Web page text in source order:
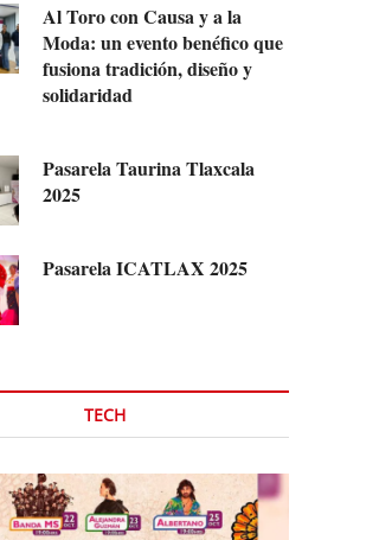
Al Toro con Causa y a la
Moda: un evento benéfico que
fusiona tradición, diseño y
solidaridad
Pasarela Taurina Tlaxcala
2025
Pasarela ICATLAX 2025
TECH